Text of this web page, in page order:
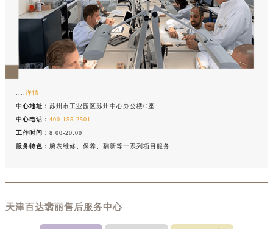
....详情
中心地址：苏州市工业园区苏州中心办公楼C座
中心电话：400-155-2501
工作时间：8:00-20:00
服务特色： 腕表维修、保养、翻新等一系列项目服务
天津百达翡丽售后服务中心